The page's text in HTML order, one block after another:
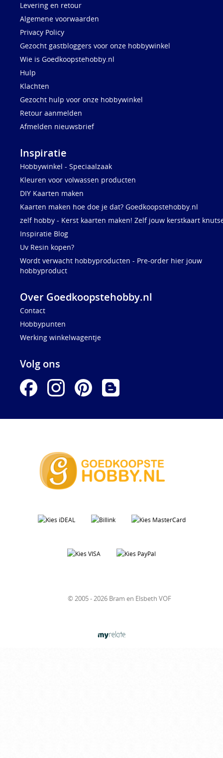
Levering en retour
Algemene voorwaarden
Privacy Policy
Gezocht gastbloggers voor onze hobbywinkel
Wie is Goedkoopstehobby.nl
Hulp
Klachten
Gezocht hulp voor onze hobbywinkel
Retour aanmelden
Afmelden nieuwsbrief
Inspiratie
Hobbywinkel - Speciaalzaak
Kleuren voor volwassen producten
DIY Kaarten maken
Kaarten maken hoe doe je dat? Goedkoopstehobby.nl
zelf hobby - Kerst kaarten maken! Zelf jouw kerstkaart
Inspiratie Blog
Uv Resin kopen?
Wordt verwacht hobbyproducten - Pre-order hier jouw
hobbyproduct
Over Goedkoopstehobby.nl
Contact
Hobbypunten
Werking winkelwagentje
Volg ons
© 2005 - 2026 Bram en Elsbeth VOF